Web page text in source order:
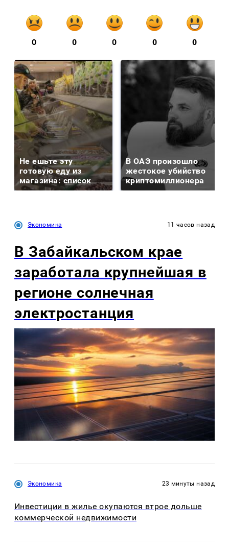
0 0 0 0 0
Не ешьте эту
готовую еду из
магазина: список
В ОАЭ произошло
жестокое убийство
криптомиллионера
Экономика 11 часов назад
В Забайкальском крае
заработала крупнейшая в
регионе солнечная
электростанция
Экономика 23 минуты назад
Инвестиции в жилье окупаются втрое дольше
коммерческой недвижимости